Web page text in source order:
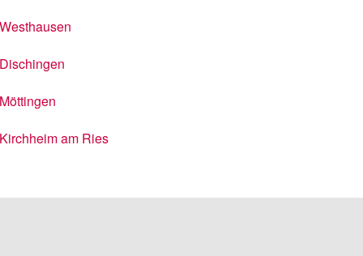
Westhausen
Dischingen
Möttingen
Kirchheim am Ries